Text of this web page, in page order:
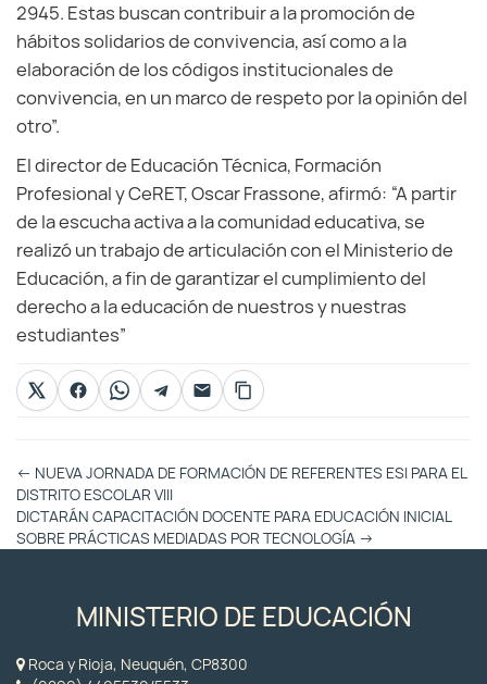
2945. Estas buscan contribuir a la promoción de
hábitos solidarios de convivencia, así como a la
elaboración de los códigos institucionales de
convivencia, en un marco de respeto por la opinión del
otro”.
El director de Educación Técnica, Formación
Profesional y CeRET, Oscar Frassone, afirmó: “A partir
de la escucha activa a la comunidad educativa, se
realizó un trabajo de articulación con el Ministerio de
Educación, a fin de garantizar el cumplimiento del
derecho a la educación de nuestros y nuestras
estudiantes”
Otras
Entradas
← NUEVA JORNADA DE FORMACIÓN DE REFERENTES ESI PARA EL
DISTRITO ESCOLAR VIII
DICTARÁN CAPACITACIÓN DOCENTE PARA EDUCACIÓN INICIAL
SOBRE PRÁCTICAS MEDIADAS POR TECNOLOGÍA →
MINISTERIO DE EDUCACIÓN
Roca y Rioja, Neuquén, CP8300